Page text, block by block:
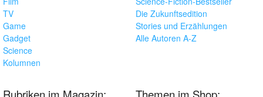
TV
Game
Gadget
Science
Kolumnen
Die Zukunftsedition
Stories und Erzählungen
Alle Autoren A-Z